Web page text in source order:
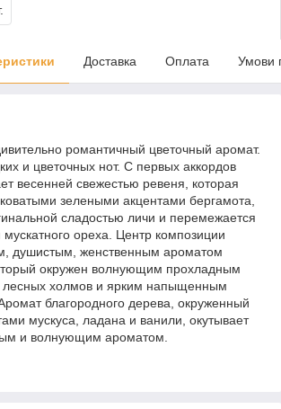
Доставка Оплата Умови
романтичный цветочный аромат.
и цветочных нот. С первых аккордов
весенней свежестью ревеня, которая
зелеными акцентами бергамота,
сладостью личи и перемежается
ореха. Центр композиции
душистым, женственным ароматом
окружен волнующим прохладным
лесных холмов и ярким напыщенным
благородного дерева, окруженный
мускуса, ладана и ванили, окутывает
и волнующим ароматом.